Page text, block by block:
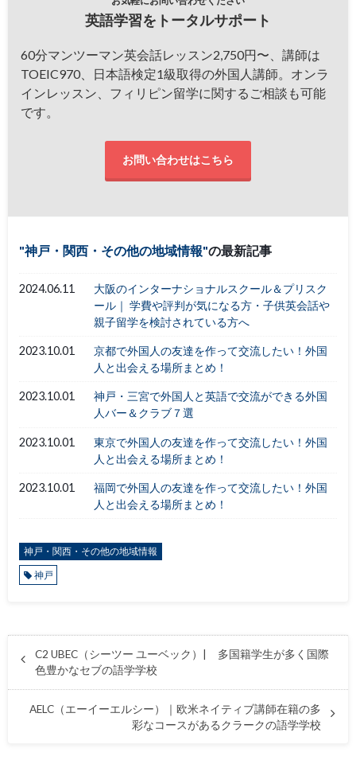
英語学習をトータルサポート
60分マンツーマン英会話レッスン2,750円〜、講師は
TOEIC970、日本語検定1級取得の外国人講師。オンラ
インレッスン、フィリピン留学に関するご相談も可能
です。
お問い合わせはこちら
神戸・関西・その他の地域情報 の最新記事
2024.06.11
大阪のインターナショナルスクール＆プリスク
ール｜ 学費や評判が気になる方・子供英会話や
親子留学を検討されている方へ
2023.10.01
京都で外国人の友達を作って交流したい！外国
人と出会える場所まとめ！
2023.10.01
神戸・三宮で外国人と英語で交流ができる外国
人バー＆クラブ７選
2023.10.01
東京で外国人の友達を作って交流したい！外国
人と出会える場所まとめ！
2023.10.01
福岡で外国人の友達を作って交流したい！外国
人と出会える場所まとめ！
神戸・関西・その他の地域情報
神戸
C2 UBEC（シーツー ユーベック）| 多国籍学生が多く国際
色豊かなセブの語学学校
AELC（エーイーエルシー）｜欧米ネイティブ講師在籍の多
彩なコースがあるクラークの語学学校